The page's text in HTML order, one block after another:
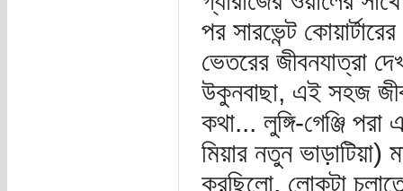
পর সারভেন্ট
ভেতরের জীবনযাত্রা
উকুনবাছা, এই সহজ
কথা... লুঙ্গি-গেঞ্জি
মিয়ার নতুন ভাড়াটিয়া)
করছিলো, লোকটা